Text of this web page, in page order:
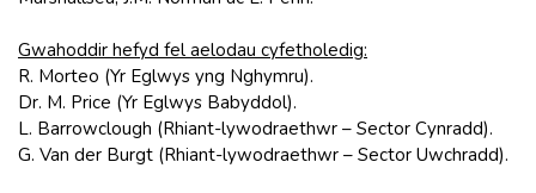
Gwahoddir hefyd fel aelodau cyfetholedig:
R. Morteo (Yr Eglwys yng Nghymru).
Dr. M. Price (Yr Eglwys Babyddol).
L. Barrowclough (Rhiant-lywodraethwr – Sector Cynradd).
G. Van der Burgt (Rhiant-lywodraethwr – Sector Uwchradd).